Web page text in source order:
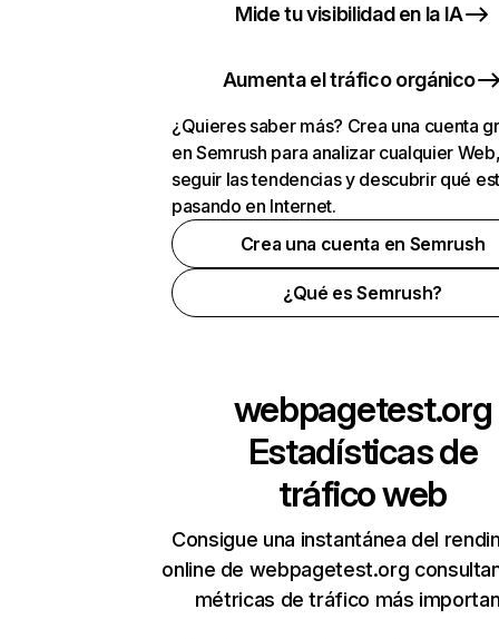
Mide tu visibilidad en la IA
Aumenta el tráfico orgánico
¿Quieres saber más? Crea una cuenta
en Semrush para analizar cualquier
seguir las tendencias y descubrir qué
pasando en Internet.
Crea una cuenta en Semrush
¿Qué es Semrush?
webpagetest.org
Estadísticas de
tráfico web
Consigue una instantánea del
online de webpagetest.org
métricas de tráfico más